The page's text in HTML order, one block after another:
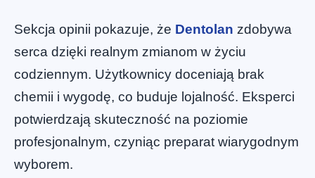
Sekcja opinii pokazuje, że Dentolan zdobywa
serca dzięki realnym zmianom w życiu
codziennym. Użytkownicy doceniają brak
chemii i wygodę, co buduje lojalność. Eksperci
potwierdzają skuteczność na poziomie
profesjonalnym, czyniąc preparat wiarygodnym
wyborem.